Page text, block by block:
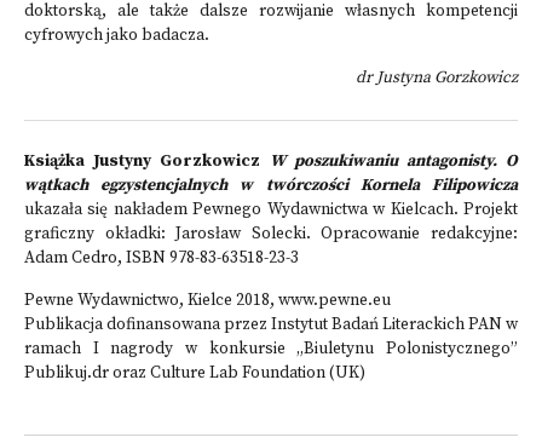
doktorską, ale także dalsze rozwijanie własnych kompetencji
cyfrowych jako badacza.
dr Justyna Gorzkowicz
Książka Justyny Gorzkowicz
W poszukiwaniu antagonisty. O
wątkach egzystencjalnych w twórczości Kornela Filipowicza
ukazała się nakładem Pewnego Wydawnictwa w Kielcach. Projekt
graficzny okładki: Jarosław Solecki. Opracowanie redakcyjne:
Adam Cedro, ISBN 978-83-63518-23-3
Pewne Wydawnictwo, Kielce 2018, www.pewne.eu
Publikacja dofinansowana przez Instytut Badań Literackich PAN w
ramach I nagrody w konkursie „Biuletynu Polonistycznego”
Publikuj.dr oraz Culture Lab Foundation (UK)